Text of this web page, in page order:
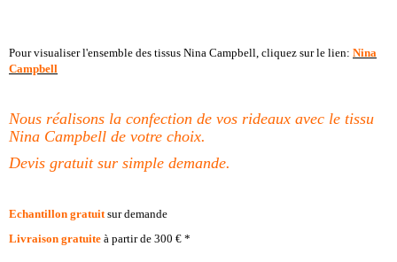
Pour visualiser l'ensemble des tissus Nina Campbell, cliquez sur le lien: Nina
Campbell
Nous réalisons la confection de vos rideaux avec le tissu
Nina Campbell de votre choix.
Devis gratuit sur simple demande.
Echantillon gratuitsur demande
Livraison gratuite à partir de 300 € *